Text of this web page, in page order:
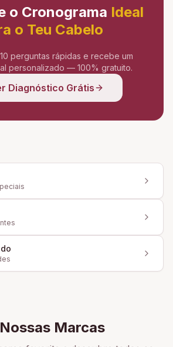
o Cronograma Ideal
o Teu Cabelo
perguntas rápidas e recebe um
personalizado — 100% gratuito.
Diagnóstico Grátis
Marcas